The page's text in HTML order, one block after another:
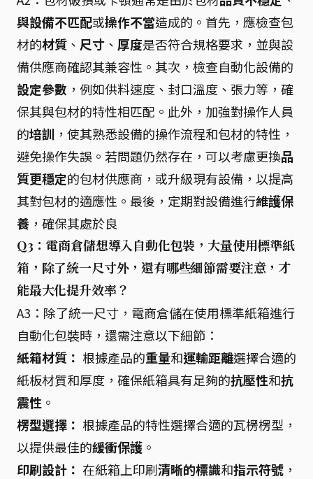
與設備不匹配或操作不當造成的。首先，應檢查包
材的材質 、 尺寸 、 厚度是否符合規格要求，並與設
備供應商確認其兼容性。其次，檢查自動化設備的
設定參數 ，例如供料速度、封口溫度、張力等，確
保其與包材的特性相匹配。此外，加強對操作人員
的培訓 ，使其熟悉設備的操作流程和包材的特性，
避免操作失誤。若問題仍然存在，可以考慮更換品
質更穩定的包材供應商，或升級現有設備，以提高
其對包材的適應性。最後，定期對設備進行維護保
養 ，確保其處於良
Q3：電商倉儲想導入自動化包裝，大量使用標準紙
箱，除了統一尺寸外，還有哪些細節需要注意，才
能最大化提升效率？
A3：除了統一尺寸，電商倉儲在使用標準紙箱進行
自動化包裝時，還需注意以下細節：
紙箱材質： 根據產品的重量和運輸距離選擇合適的
紙板材質和厚度，確保紙箱具有足夠的抗壓性和抗
震性 。
楞型選擇： 根據產品的特性選擇合適的瓦楞楞型，
以提供最佳的緩衝保護 。
印刷設計： 在紙箱上印刷清晰的標識和指示符號 ，